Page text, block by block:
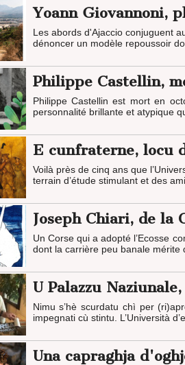
Yoann Giovannoni,
Les abords d'Ajaccio conjuguent
dénoncer un modèle repoussoir
Philippe Castellin,
Philippe Castellin est mort en
personnalité brillante et atypique
E cunfraterne, locu
Voilà près de cinq ans que
terrain d’étude stimulant et des
Joseph Chiari, de la
Un Corse qui a adopté l’Ecosse
dont la carrière peu banale mérite
U Palazzu
Nimu s’hè scurdatu chì per
impegnati cù stintu. L’Università
Una capraghja